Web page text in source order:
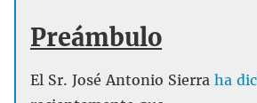
Preámbulo
El Sr. José Antonio Sierra ha